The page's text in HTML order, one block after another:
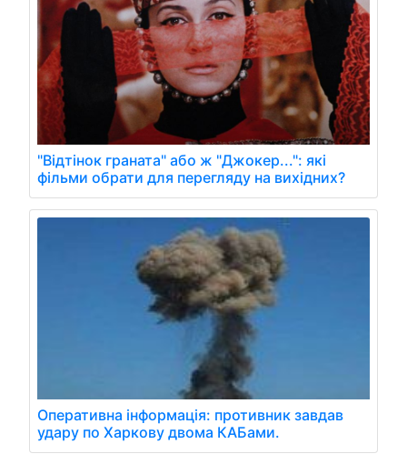
"Відтінок граната" або ж "Джокер...": які
фільми обрати для перегляду на вихідних?
Оперативна інформація: противник завдав
удару по Харкову двома КАБами.